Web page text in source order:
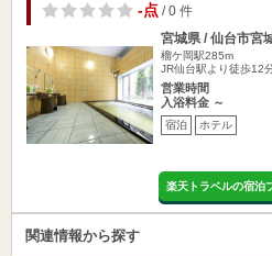
-点/ 0 件
宮城県 / 仙台市宮
榴ケ岡駅285m
JR仙台駅より徒歩12
営業時間
入浴料金 ～
宿泊 ホテル
楽天トラベルの宿泊
関連情報から探す